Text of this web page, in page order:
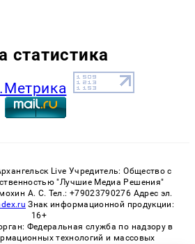
статистика
Live Учредитель: Общество с
"Лучшие Медиа Решения"
А. С. Тел.: +79023790276 Адрес эл.
Знак информационной продукции:
16+
Федеральная служба по надзору в
технологий и массовых